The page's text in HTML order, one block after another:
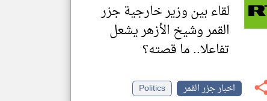
لقاء بين وزير خارجية جزر
القمر وشيخ الأزهر يشعل
تفاعلا.. ما قصته؟
اخبار جزر القمر
Politics